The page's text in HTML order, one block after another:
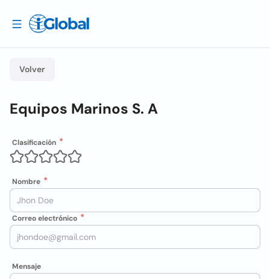
Volver
Equipos Marinos S. A
Clasificación
Nombre
Correo electrónico
Mensaje